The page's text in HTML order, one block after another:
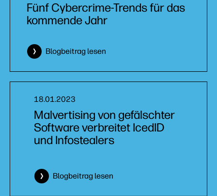
Fünf Cybercrime-Trends für das
kommende Jahr
Blogbeitrag lesen
18.01.2023
Malvertising von gefälschter
Software verbreitet IcedID
und Infostealers
Blogbeitrag lesen